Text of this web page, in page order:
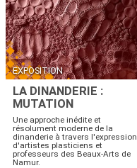
EXPOSITION
LA DINANDERIE :
MUTATION
Une approche inédite et
résolument moderne de la
dinanderie à travers l'expression
d'artistes plasticiens et
professeurs des Beaux-Arts de
Namur.